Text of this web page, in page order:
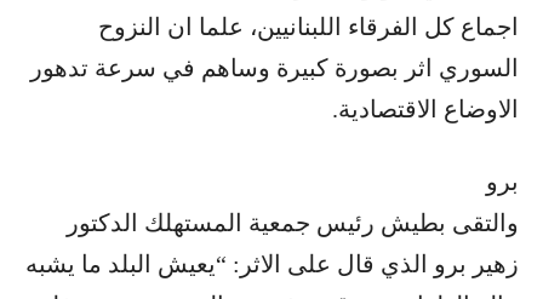
اجماع كل الفرقاء اللبنانيين، علما ان النزوح
السوري اثر بصورة كبيرة وساهم في سرعة تدهور
الاوضاع الاقتصادية.
برو
والتقى بطيش رئيس جمعية المستهلك الدكتور
زهير برو الذي قال على الاثر: “يعيش البلد ما يشبه